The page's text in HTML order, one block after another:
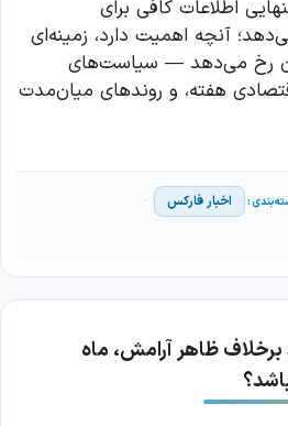
اطلاعات کافی برای
آنچه اهمیت دارد، زمینه‌ای
رخ می‌دهد — سیاست‌های
هفته، و روندهای میان‌مدت
اخبار فارکس
برخلاف ظاهر آرامش، ماه